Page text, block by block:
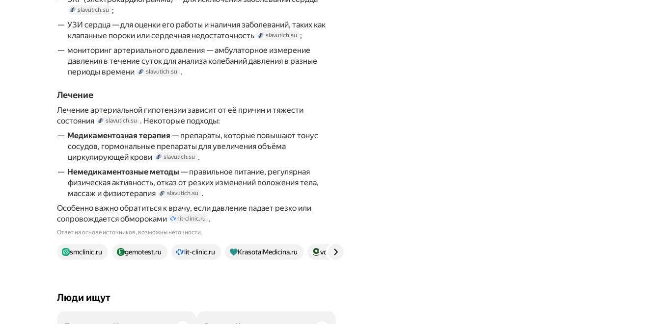
slavutich.su ;
УЗИ сердца — для оценки его работы и наличия заболеваний, таких как
клапанные пороки или сердечная недостаточность
slavutich.su ;
мониторинг артериального давления — амбулаторное измерение
давления в течение суток для анализа колебаний давления в разные
периоды времени
slavutich.su .
Лечение
Лечение артериальной гипотензии зависит от её причин и тяжести
состояния
slavutich.su . Некоторые подходы:
Медикаментозная терапия — препараты, которые повышают тонус
сосудов, гормональные препараты для увеличения объёма
циркулирующей крови
slavutich.su .
Немедикаментозные методы — правильное питание, регулярная
физическая активность, отказ от резких изменений положения тела,
массаж и физиотерапия
slavutich.su .
Особенно важно обратиться к врачу, если давление падает резко или
сопровождается обмороками
lit-clinic.ru .
Ответ на основе источников, возможны неточности.
11 источников
smclinic.ru gemotest.ru lit-clinic.ru KrasotaiMedicina.ru voronezh.sovamed.ru
Люди ищут